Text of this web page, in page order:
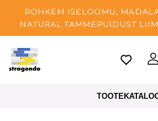
ROHKEM ISELOOMU,
NATURAL TAMMEPUIDUST
Tallinn